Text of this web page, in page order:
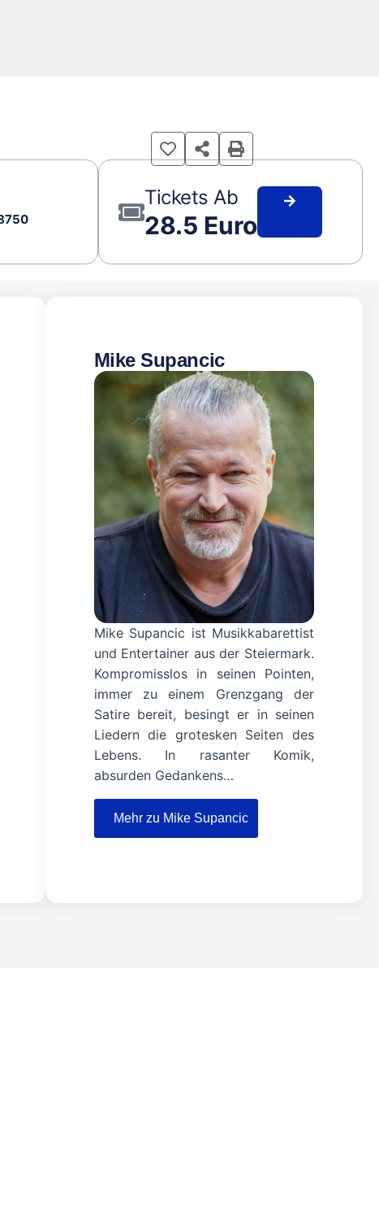
Tickets Ab
28.5 Euro
Mike Supancic
Mike Supancic ist Musikkabarettist
und Entertainer aus der Steiermark.
Kompromisslos in seinen Pointen,
immer zu einem Grenzgang der
Satire bereit, besingt er in seinen
Liedern die grotesken Seiten des
Lebens. In rasanter Komik,
absurden Gedankens…
Mehr zu Mike Supancic